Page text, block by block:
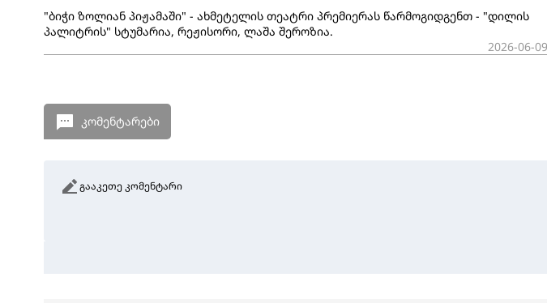
"ბიჭი ზოლიან პიჟამაში" - ახმეტელის თეატრი პრემიერას წარმოგიდგენთ - "დილის
პალიტრის" სტუმარია, რეჟისორი, ლაშა შეროზია.
2026-06-
კომენტარები
გააკეთე კომენტარი